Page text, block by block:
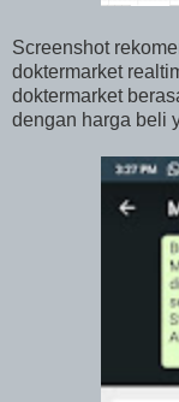
Screenshot
doktermarket
doktermarket
dengan harga beli